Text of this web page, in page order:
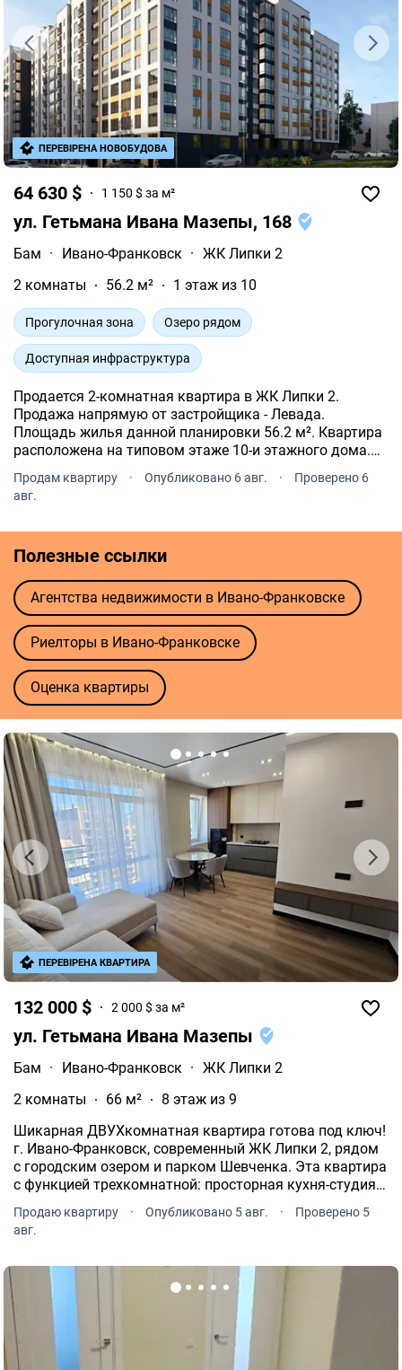
64 630 $ 1 150 $ за м²
ул. Гетьмана Ивана Мазепы, 168
Бам · Ивано-Франковск · ЖК Липки 2
2 комнаты
56.2 м² 1 этаж из 10
Прогулочная зона Озеро рядом
Доступная инфраструктура
Продается 2-комнатная квартира в ЖК Липки 2.
Продажа напрямую от застройщика - Левада.
Площадь жилья данной планировки 56.2 м². Квартира
расположена на типовом этаже 10-и этажного дома.
рн Бам, Гетьмана Ивана Мазепы, 168.
Продам квартиру · Опубликовано 6 авг. ·
Проверено 6
авг.
ПЕРЕВІРЕНА НОВОБУДОВА
Полезные ссылки
Агентства недвижимости в Ивано-Франковске
Риелторы в Ивано-Франковске
Оценка квартиры
132 000 $ 2 000 $ за м²
ул. Гетьмана Ивана Мазепы
Бам · Ивано-Франковск · ЖК Липки 2
2 комнаты
66 м²
8 этаж из 9
Шикарная ДВУХкомнатная квартира готова под ключ!
г. Ивано-Франковск, современный ЖК Липки 2, рядом
с городским озером и парком Шевченка. Эта квартира
с функцией трехкомнатной: просторная кухня-студия с
две отдельные комнаты, ванная комната, лоджия.
Продаю квартиру · Опубликовано 5 авг. ·
Проверено 5
авг.
ПЕРЕВІРЕНА КВАРТИРА